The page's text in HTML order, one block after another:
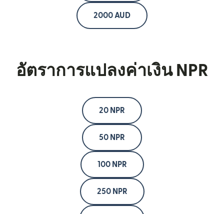
2000 AUD
อัตราการแปลงค่าเงิน NPR
20 NPR
50 NPR
100 NPR
250 NPR